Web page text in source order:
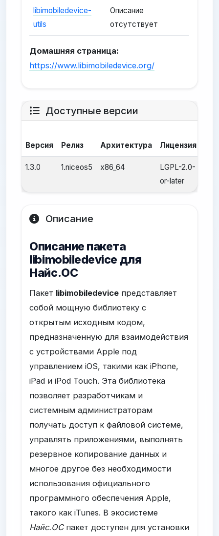
libimobiledevice-
utils
Описание
отсутствует
Домашняя страница:
https://www.libimobiledevice.org/
Доступные версии
Версия Релиз Архитектура Лицензия
1.3.0 1.niceos5 x86_64
LGPL-2.0-
or-later
Описание
Описание пакета
libimobiledevice для
Найс.ОС
Пакет libimobiledevice представляет
собой мощную библиотеку с
открытым исходным кодом,
предназначенную для взаимодействия
с устройствами Apple под
управлением iOS, такими как iPhone,
iPad и iPod Touch. Эта библиотека
позволяет разработчикам и
системным администраторам
получать доступ к файловой системе,
управлять приложениями, выполнять
резервное копирование данных и
многое другое без необходимости
использования официального
программного обеспечения Apple,
такого как iTunes. В экосистеме
Найс.ОСпакет доступен для установки